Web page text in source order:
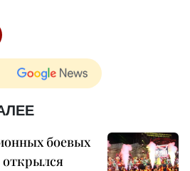
боевых
открылся